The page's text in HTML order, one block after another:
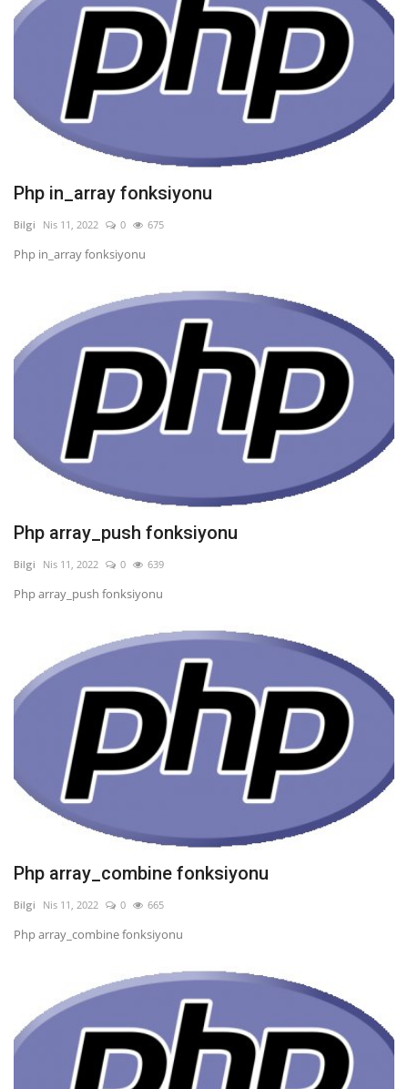
Php in_array fonksiyonu
Bilgi Nis 11, 2022 0 675
Php in_array fonksiyonu
Php array_push fonksiyonu
Bilgi Nis 11, 2022 0 639
Php array_push fonksiyonu
Php array_combine fonksiyonu
Bilgi Nis 11, 2022 0 665
Php array_combine fonksiyonu